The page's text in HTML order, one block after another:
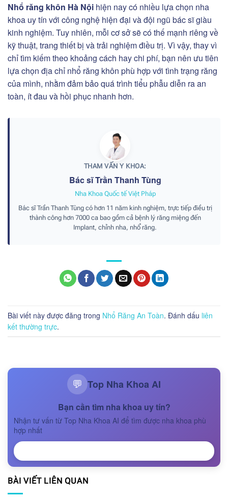
Nhổ răng khôn Hà Nội hiện nay có nhiều lựa chọn nha
khoa uy tín với công nghệ hiện đại và đội ngũ bác sĩ giàu
kinh nghiệm. Tuy nhiên, mỗi cơ sở sẽ có thế mạnh riêng về
kỹ thuật, trang thiết bị và trải nghiệm điều trị. Vì vậy, thay vì
chỉ tìm kiếm theo khoảng cách hay chi phí, bạn nên ưu tiên
lựa chọn địa chỉ nhổ răng khôn phù hợp với tình trạng răng
của mình, nhằm đảm bảo quá trình tiểu phẫu diễn ra an
toàn, ít đau và hồi phục nhanh hơn.
THAM VẤN Y KHOA:
Bác sĩ Trần Thanh Tùng
Nha Khoa Quốc tế Việt Pháp
Bác sĩ Trần Thanh Tùng có hơn 11 năm kinh nghiệm, trực tiếp điều trị
thành công hơn 7000 ca bao gồm cả bệnh lý răng miệng đến
Implant, chỉnh nha, nhổ răng.
Bài viết này được đăng trong Nhổ Răng An Toàn. Đánh dấu liên
kết thường trực.
💬 Top Nha Khoa AI
Bạn cần tìm nha khoa uy tín?
Nhận tư vấn từ Top Nha Khoa AI để tìm được nha khoa phù
hợp nhất
BÀI VIẾT LIÊN QUAN